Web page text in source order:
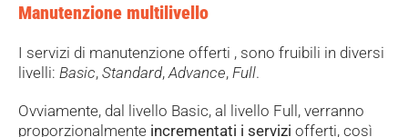
Manutenzione multilivello
I servizi di manutenzione offerti , sono fruibili in diversi
livelli: Basic, Standard, Advance, Full.
Ovviamente, dal livello Basic, al livello Full, verranno
proporzionalmente incrementati i servizi offerti, così